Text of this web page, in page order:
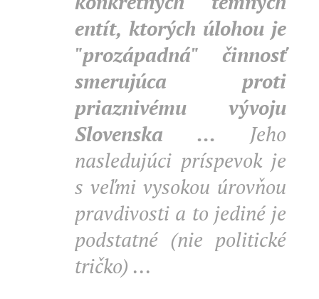
entít, ktorých úlohou je
"prozápadná" činnosť
smerujúca proti
priaznivému vývoju
Slovenska ... Jeho
nasledujúci príspevok je
s veľmi vysokou úrovňou
pravdivosti a to jediné je
podstatné (nie politické
tričko) ...